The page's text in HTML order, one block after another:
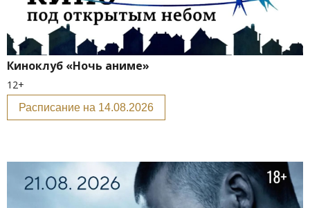
Киноклуб «Ночь аниме»
12+
Расписание на 14.08.2026